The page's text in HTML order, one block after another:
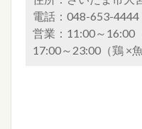
電話：048-653-4444
営業：11:00～16:00
17:00～23:00（鶏 ×